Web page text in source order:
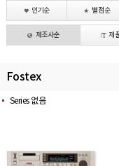
인기순 별점순
제조사순 제
Fostex
Series 없음